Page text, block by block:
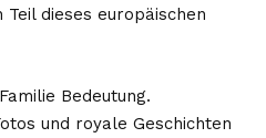
dieses europäischen
Bedeutung.
und royale Geschichten